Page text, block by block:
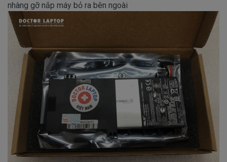
nhàng gỡ nắp máy bỏ ra bên ngoài